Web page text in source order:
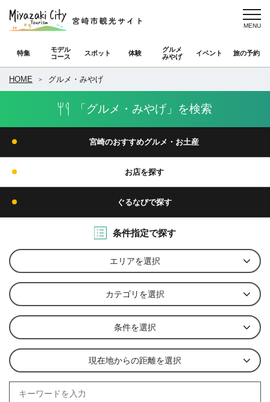
特集
モデル
コース
スポット 体験
グルメ
みやげ
イベント 旅の予約
HOME グルメ・みやげ
「グルメ・みやげ」を検索
宮崎のおすすめグルメ・お土産
お店を探す
ぐるなびで探す
条件指定で探す
エリアを選択
カテゴリを選択
条件を選択
現在地からの距離を選択